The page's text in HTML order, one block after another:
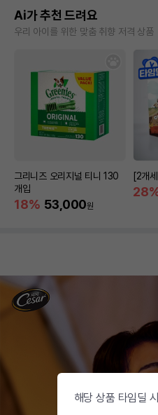
Ai가 추천 드려요
우리 아이를 위한 맞춤 취향 저격 상품
그리니즈 오리지널 티니 130
개입
18% 53,000원
[2개
해당 상품 타임딜